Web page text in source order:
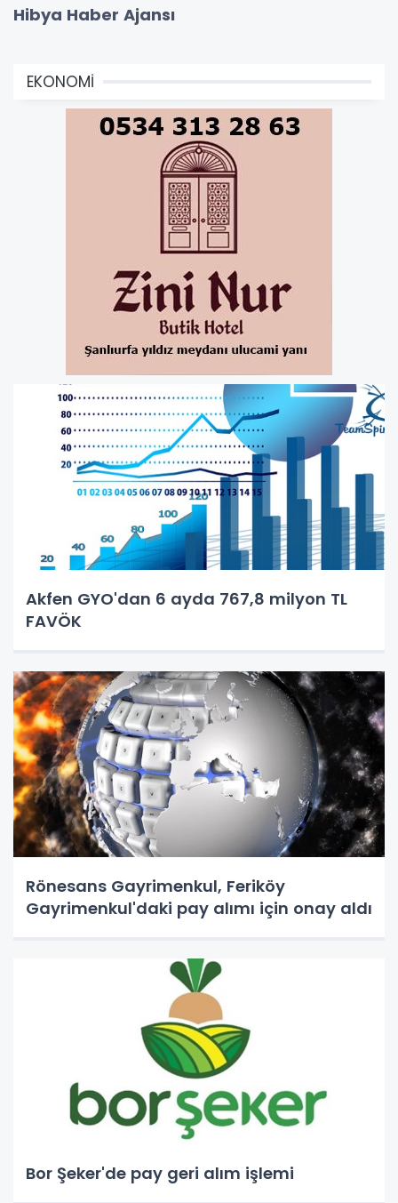
Hibya Haber Ajansı
EKONOMİ
Akfen GYO'dan 6 ayda 767,8 milyon TL
FAVÖK
Rönesans Gayrimenkul, Feriköy
Gayrimenkul'daki pay alımı için onay aldı
Bor Şeker'de pay geri alım işlemi